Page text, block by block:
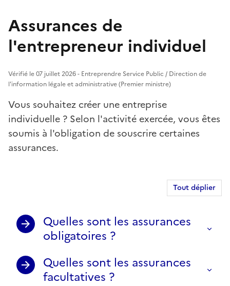
Assurances de
l'entrepreneur individuel
Vérifié le 07 juillet 2026 - Entreprendre Service Public / Direction de
l'information légale et administrative (Premier ministre)
Vous souhaitez créer une entreprise
individuelle ? Selon l'activité exercée, vous êtes
soumis à l'obligation de souscrire certaines
assurances.
Tout déplier
Quelles sont les assurances
obligatoires ?
Quelles sont les assurances
facultatives ?